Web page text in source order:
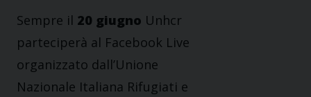
Sempre il 20 giugno Unhcr
parteciperà al Facebook Live
organizzato dall’Unione
Nazionale Italiana Rifugiati e